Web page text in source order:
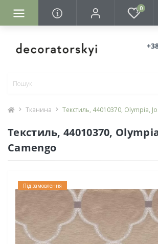
0
Тканина Текстиль, 44010370, Olympia,
Текстиль, 44010370,
Camengo
Під замовлення